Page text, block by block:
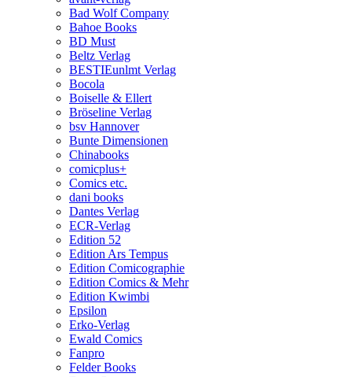
Bad Wolf Company
Bahoe Books
BD Must
Beltz Verlag
BESTIEunlmt Verlag
Bocola
Boiselle & Ellert
Bröseline Verlag
bsv Hannover
Bunte Dimensionen
Chinabooks
comicplus+
Comics etc.
dani books
Dantes Verlag
ECR-Verlag
Edition 52
Edition Ars Tempus
Edition Comicographie
Edition Comics & Mehr
Edition Kwimbi
Epsilon
Erko-Verlag
Ewald Comics
Fanpro
Felder Books